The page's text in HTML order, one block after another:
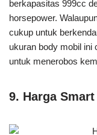
berkapasitas 999cc
horsepower.
cukup untuk
ukuran body mobil ini
untuk menerobos
9. Harga